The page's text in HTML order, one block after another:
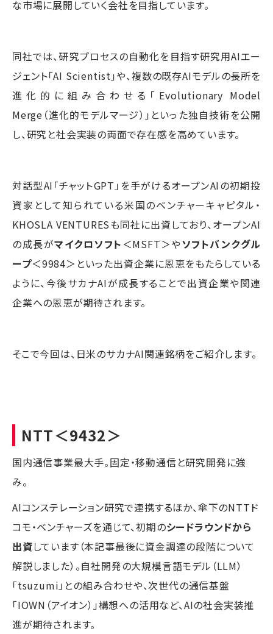
な市場に展開していく会社を目指しています。
同社では、研究プロセスの自動化を目指す研究用AIエー
ジェント「AI Scientist」や、複数の既存AIモデルの長所を
進化的に組み合わせる「Evolutionary Model
Merge（進化的モデルマージ）」といった独自技術を公開
し、研究と社会実装の両面で存在感を高めています。
対話型AI「チャットGPT」を手がけるオープンAIの初期投
資家として知られている米国のベンチャーキャピタル・
KHOSLA VENTURESも同社に出資しており、オープンAI
の成長がマイクロソフト ＜MSFT＞やソフトバンクグル
ープ＜9984＞といった出資企業に恩恵をもたらしている
ように、今後サカナAIが成長することで出資企業や関連
企業への恩恵が期待されます。
そこで今回は、日米のサカナAI関連銘柄をご紹介します。
NTT＜9432＞
国内通信事業最大手。固定・移動通信と研究開発に強
み。
AIコンステレーション研究で連携するほか、傘下のNTTド
コモ・ベンチャーズを通じて、初期のシードラウンドから
出資しています（本記事最後に資金調達の段階について
解説しました）。自社開発の大規模言語モデル（LLM）
「tsuzumi」との組み合わせや、次世代の通信基盤
「IOWN（アイオン）」構想への活用など、AIの社会実装推
進が期待されます。